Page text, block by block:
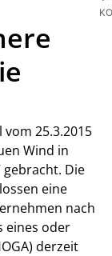
25.3.2015
Wind in
gebracht. Die
eine
nach
eines oder
derzeit